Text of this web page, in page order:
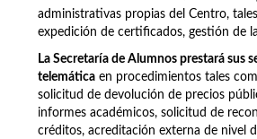
administrativas propias del Centro,
expedición de certificados, gestión de
La Secretaría de Alumnos prestará sus
telemática en procedimientos tales
solicitud de devolución de precios
informes académicos, solicitud de
créditos, acreditación externa de nivel